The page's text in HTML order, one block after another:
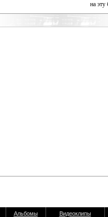
на эту
Альбомы
Видеоклипы